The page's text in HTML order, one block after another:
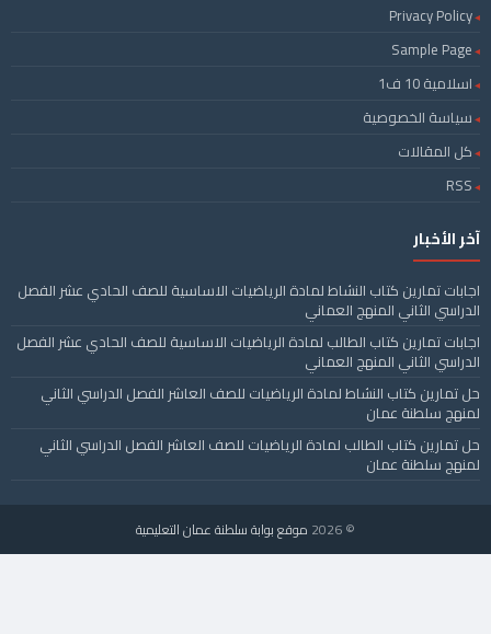
Privacy Policy
Sample Page
اسلامية 10 ف1
سياسة الخصوصية
كل المقالات
RSS
آخر الأخبار
اجابات تمارين كتاب النشاط لمادة الرياضيات الاساسية للصف الحادي عشر الفصل
الدراسي الثاني المنهج العماني
اجابات تمارين كتاب الطالب لمادة الرياضيات الاساسية للصف الحادي عشر الفصل
الدراسي الثاني المنهج العماني
حل تمارين كتاب النشاط لمادة الرياضيات للصف العاشر الفصل الدراسي الثاني
لمنهج سلطنة عمان
حل تمارين كتاب الطالب لمادة الرياضيات للصف العاشر الفصل الدراسي الثاني
لمنهج سلطنة عمان
© 2026 موقع بوابة سلطنة عمان التعليمية